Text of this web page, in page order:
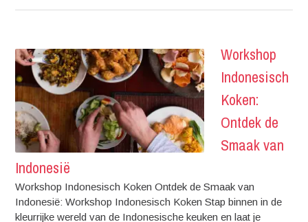
Workshop
Indonesisch
Koken:
Ontdek de
Smaak van
Indonesië
Workshop Indonesisch Koken Ontdek de Smaak van
Indonesië: Workshop Indonesisch Koken Stap binnen in de
kleurrijke wereld van de Indonesische keuken en laat je